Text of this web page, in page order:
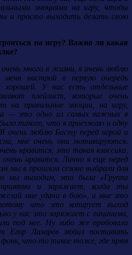
эмоциями на игру, чтобы
и просто выходить делать свою
на игру? Важно ли какая
много в жизни, я очень люблю
настрой в первую очередь
хорошей. У нас есть отдельные
плейлист, которые очень
на правильные эмоции, на игру,
— это одно из самых важных в
такого, что я приезжаю и одну
люблю Басту перед игрой и
мне очень они мотивируются.
нравится, это такая классика,
нравится. Лично я еще перед
мы в прошлом сезоне выбрали для
мы выходим, это была «Группа
приятно и заряжает, когда ты
мне удачи в бою», и мне это
потому что это копирует выход
у нас это заряжает с пацанами,
под нее. Ну либо же пробовали
Егор Лазарев любил поставить
фонк, что-то такое тоже, где прям